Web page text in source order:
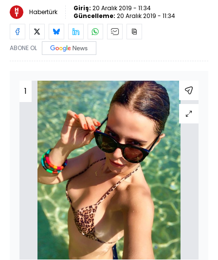
Habertürk Giriş: 20 Aralık 2019 - 11:34
Güncelleme: 20 Aralık 2019 - 11:34
ABONE OL
1